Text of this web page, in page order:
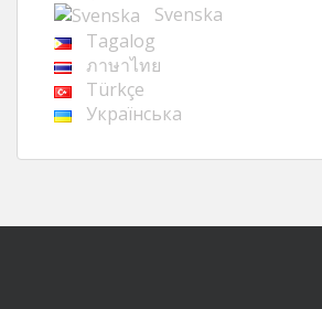
Svenska
Tagalog
ภาษาไทย
Türkçe
Українська